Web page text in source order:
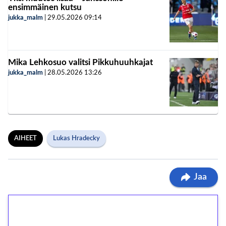
ensimmäinen kutsu
jukka_malm 29.05.2026 09:14
Mika Lehkosuo valitsi Pikkuhuuhkajat
jukka_malm 28.05.2026 13:26
AIHEET Lukas Hradecky
Jaa